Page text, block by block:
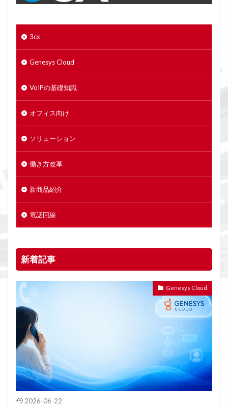
3cx
Genesys Cloud
VoIPの基礎知識
オフィス向け
ソリューション
働き方改革
新商品紹介
電話回線
新着記事
Genesys Cloud
2026-06-22